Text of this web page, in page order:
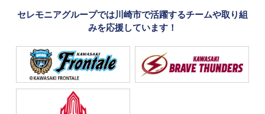
セレモニアグループでは川崎市で活躍するチームや取り組
みを応援しています！